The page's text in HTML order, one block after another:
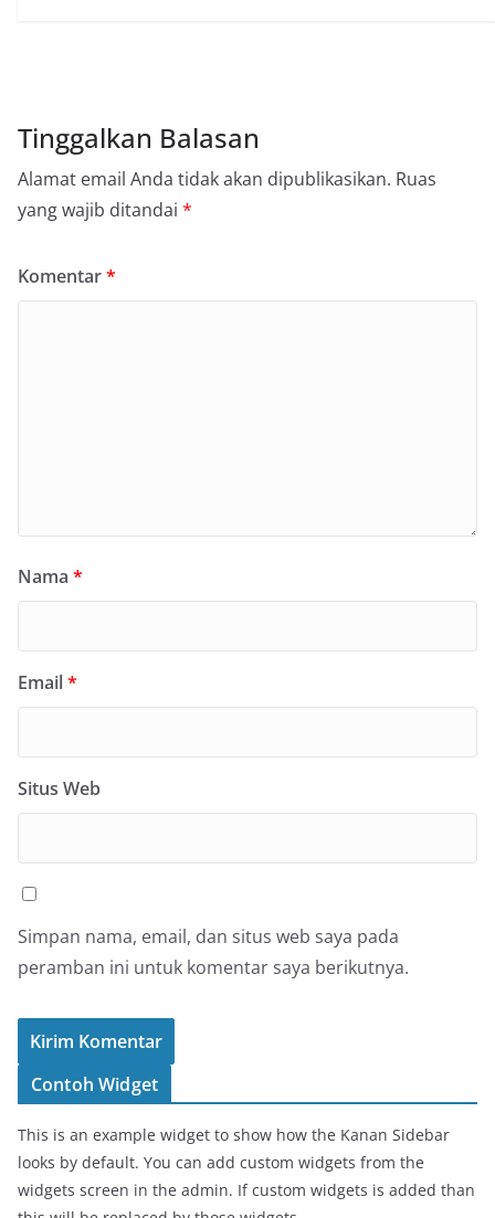
Tinggalkan Balasan
Alamat email Anda tidak akan dipublikasikan. Ruas
yang wajib ditandai *
Komentar*
Nama *
Email*
Situs Web
Simpan nama, email, dan situs web saya pada
peramban ini untuk komentar saya berikutnya.
Contoh Widget
This is an example widget to show how the Kanan Sidebar
looks by default. You can add custom widgets from the
widgets screen in the admin. If custom widgets is added than